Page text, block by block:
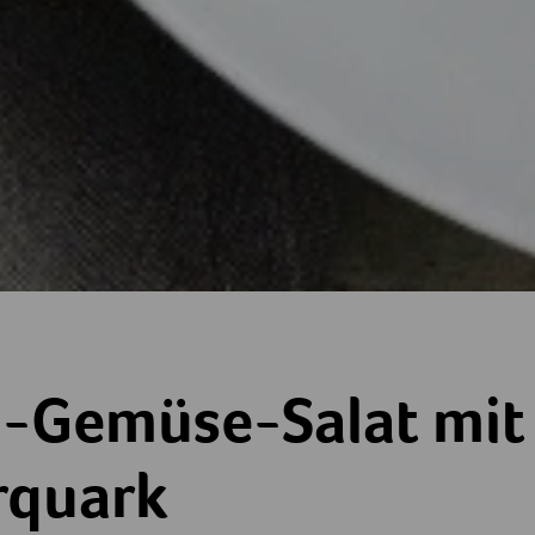
mit Kräuterquark
Gemüse-Salat mit